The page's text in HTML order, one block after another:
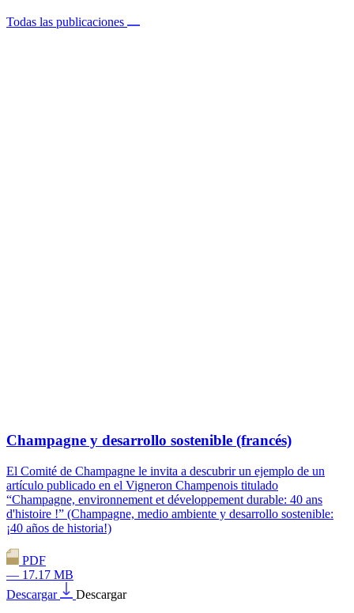
Todas las publicaciones
Champagne y desarrollo sostenible (francés)
El Comité de Champagne le invita a descubrir un ejemplo de un
artículo publicado en el Vigneron Champenois titulado
“Champagne, environnement et développement durable: 40 ans
d'histoire !” (Champagne, medio ambiente y desarrollo sostenible:
¡40 años de historia!)
PDF
— 17.17 MB
Descargar
Descargar